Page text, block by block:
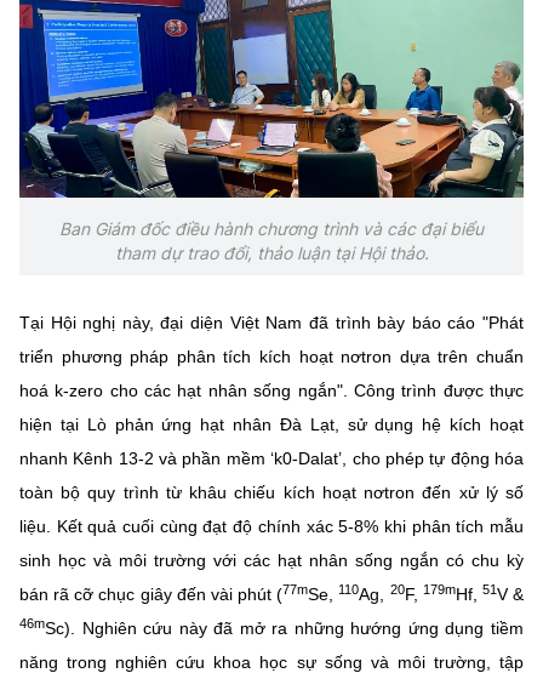
Ban Giám đốc điều hành chương trình và các đại biểu
tham dự trao đổi, thảo luận tại Hội thảo.
Tại Hội nghị này, đại diện Việt Nam đã trình bày báo cáo "Phát
triển phương pháp phân tích kích hoạt nơtron dựa trên chuẩn
hoá k-zero cho các hạt nhân sống ngắn". Công trình được thực
hiện tại Lò phản ứng hạt nhân Đà Lạt, sử dụng hệ kích hoạt
nhanh Kênh 13-2 và phần mềm ‘k0-Dalat’, cho phép tự động hóa
toàn bộ quy trình từ khâu chiếu kích hoạt nơtron đến xử lý số
liệu. Kết quả cuối cùng đạt độ chính xác 5-8% khi phân tích mẫu
sinh học và môi trường với các hạt nhân sống ngắn có chu kỳ
bán rã cỡ chục giây đến vài phút (77mSe,110Ag, 20F, 179mHf, 51V &
46mSc). Nghiên cứu này đã mở ra những hướng ứng dụng tiềm
năng trong nghiên cứu khoa học sự sống và môi trường, tập